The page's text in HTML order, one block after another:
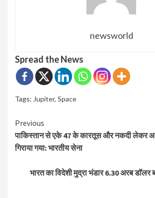
newsworld
Spread the News
Tags: Jupiter, Space
Continue
Reading
Previous
पाकिस्तान से एके 47 के कारतूस और नकदी लेकर आ
गिराया गया: भारतीय सेना
भारत का विदेशी मुद्रा भंडार 6.30 अरब